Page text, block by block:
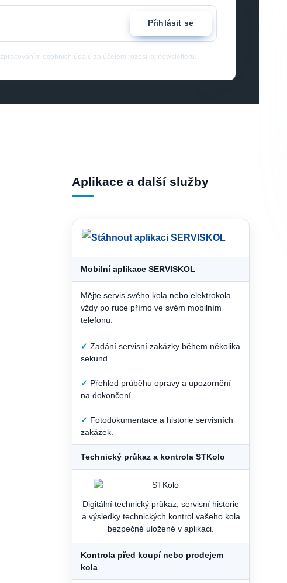
Přihlásit se
zpracováním osobních údajů za účelem rozesílky newsletteru.
Aplikace a další služby
Mobilní aplikace SERVISKOL
Mějte servis svého kola nebo elektrokola
vždy po ruce přímo ve svém mobilním
telefonu.
✓ Zadání servisní zakázky během několika
sekund.
✓ Přehled průběhu opravy a upozornění
na dokončení.
✓ Fotodokumentace a historie servisních
zakázek.
Technický průkaz a kontrola STKolo
Digitální technický průkaz, servisní historie
a výsledky technických kontrol vašeho kola
bezpečně uložené v aplikaci.
Kontrola před koupí nebo prodejem
kola